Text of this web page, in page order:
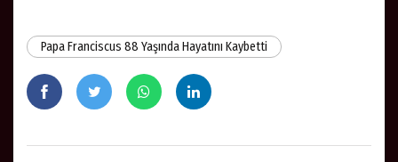
Papa Franciscus 88 Yaşında Hayatını Kaybetti